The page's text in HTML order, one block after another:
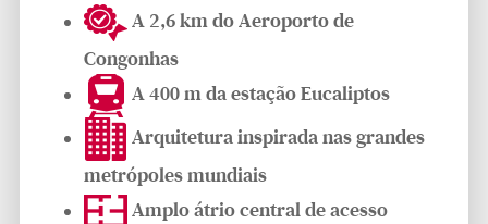
A 2,6 km do Aeroporto de
Congonhas
A 400 m da estação Eucaliptos
Arquitetura inspirada nas grandes
metrópoles mundiais
Amplo átrio central de acesso